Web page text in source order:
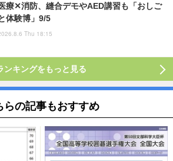
療✕消防、縫合デモやAED講習も「おしご
体験博」9/5
Thu 18:15
ンキングをもっと見る
らの記事もおすすめ